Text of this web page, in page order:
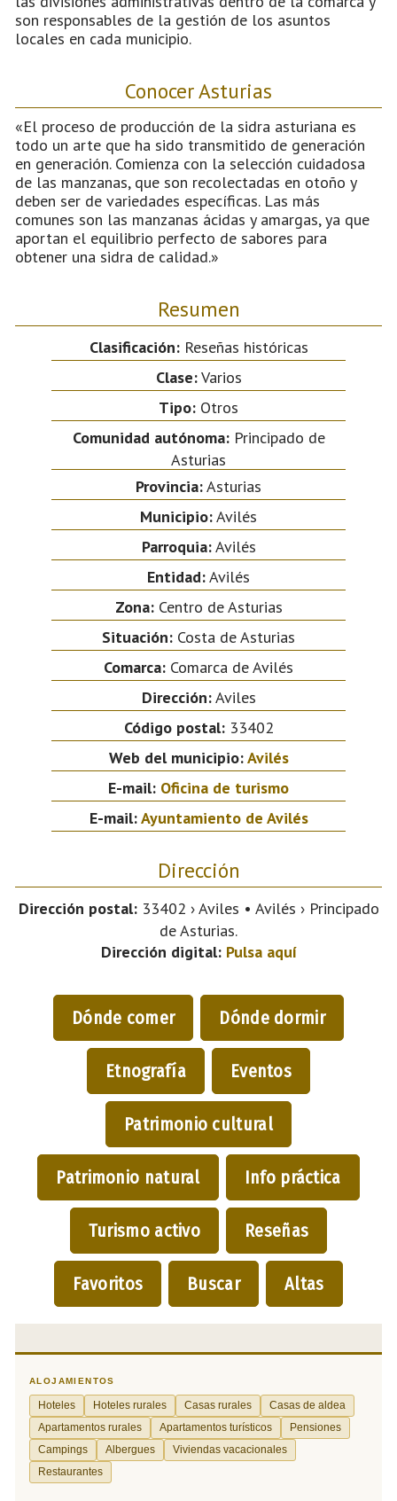
son responsables de la gestión de los asuntos
locales en cada municipio.
Conocer Asturias
«El proceso de producción de la sidra asturiana es
todo un arte que ha sido transmitido de generación
en generación. Comienza con la selección cuidadosa
de las manzanas, que son recolectadas en otoño y
deben ser de variedades específicas. Las más
comunes son las manzanas ácidas y amargas, ya que
aportan el equilibrio perfecto de sabores para
obtener una sidra de calidad.»
Resumen
Clasificación:Reseñas históricas
Clase:Varios
Tipo: Otros
Comunidad autónoma:Principado de
Asturias
Provincia:Asturias
Municipio:Avilés
Parroquia:Avilés
Entidad:Avilés
Zona:Centro de Asturias
Situación: Costa de Asturias
Comarca: Comarca de Avilés
Dirección:Aviles
Código postal:33402
Web del municipio:Avilés
E-mail: Oficina de turismo
E-mail:Ayuntamiento de Avilés
Dirección
Dirección postal:33402 › Aviles • Avilés › Principado
de Asturias.
Dirección digital: Pulsa aquí
Dónde comer Dónde dormir
Etnografía Eventos
Patrimonio cultural
Patrimonio natural Info práctica
Turismo activo Reseñas
Favoritos Buscar Altas